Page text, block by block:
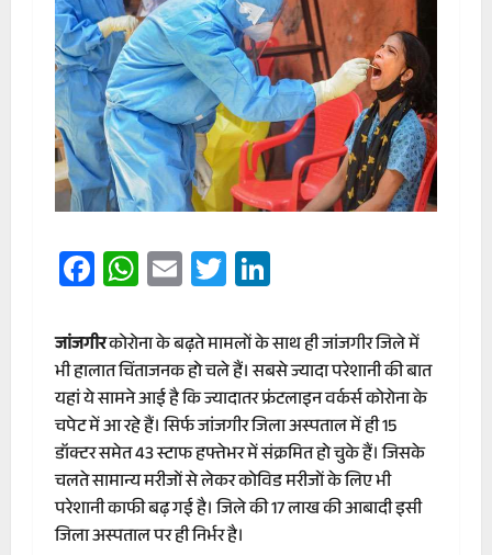
Facebook
WhatsApp
EmailTwitter
जांजगीरकोरोना के बढ़ते मामलों के साथ ही जांजगीर जिले में
भी हालात चिंताजनक हो चले हैं। सबसे ज्यादा परेशानी की बात
यहां ये सामने आई है कि ज्यादातर फ्रंटलाइन वर्कर्स कोरोना के
चपेट में आ रहे हैं। सिर्फ जांजगीर जिला अस्पताल में ही 15
डॉक्टर समेत 43 स्टाफ हफ्तेभर में संक्रमित हो चुके हैं। जिसके
चलते सामान्य मरीजों से लेकर कोविड मरीजों के लिए भी
परेशानी काफी बढ़ गई है। जिले की 17 लाख की आबादी इसी
जिला अस्पताल पर ही निर्भर है।